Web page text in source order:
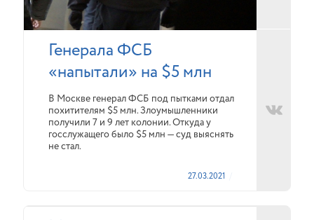
Генерала ФСБ
«напытали» на $5 млн
В Москве генерал ФСБ под пытками отдал
похитителям $5 млн. Злоумышленники
получили 7 и 9 лет колонии. Откуда у
госслужащего было $5 млн — суд выяснять
не стал.
27.03.2021